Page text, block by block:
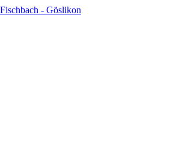
- Göslikon